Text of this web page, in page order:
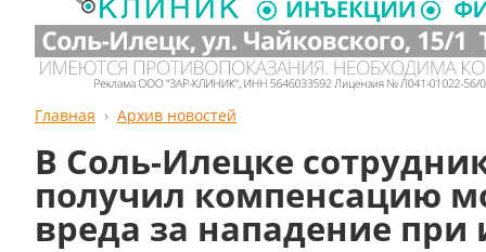
Главная Архив новостей
В Соль-Илецке
получил компенсацию
вреда за нападение при